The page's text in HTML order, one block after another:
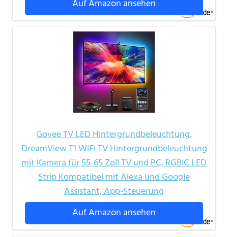
Auf Amazon ansehen
Govee TV LED Hintergrundbeleuchtung,
DreamView T1 WiFi TV Hintergrundbeleuchtung
mit Kamera für 55-65 Zoll TV und PC, RGBIC LED
Strip Kompatibel mit Alexa und Google
Assistant, App-Steuerung
Auf Amazon ansehen